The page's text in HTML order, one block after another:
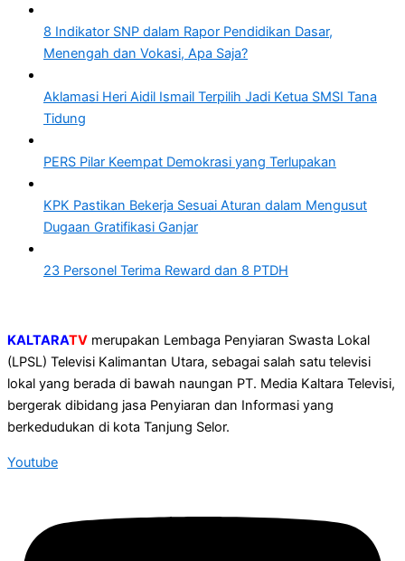
8 Indikator SNP dalam Rapor Pendidikan Dasar,
Menengah dan Vokasi, Apa Saja?
Aklamasi Heri Aidil Ismail Terpilih Jadi Ketua SMSI Tana
Tidung
PERS Pilar Keempat Demokrasi yang Terlupakan
KPK Pastikan Bekerja Sesuai Aturan dalam Mengusut
Dugaan Gratifikasi Ganjar
23 Personel Terima Reward dan 8 PTDH
KALTARATV merupakan Lembaga Penyiaran Swasta Lokal
(LPSL) Televisi Kalimantan Utara, sebagai salah satu televisi
lokal yang berada di bawah naungan PT. Media Kaltara Televisi,
bergerak dibidang jasa Penyiaran dan Informasi yang
berkedudukan di kota Tanjung Selor.
Youtube